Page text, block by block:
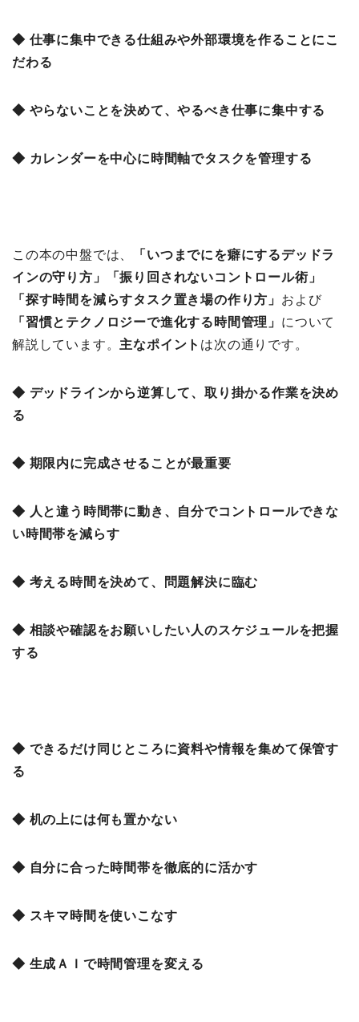
◆ 仕事に集中できる仕組みや外部環境を作ることにこ
だわる
◆ やらないことを決めて、やるべき仕事に集中する
◆ カレンダーを中心に時間軸でタスクを管理する
この本の中盤では、
「いつまでにを癖にするデッドラ
インの守り方 」「振り回されないコントロール術」
「探す時間を減らすタスク置き場の作り方」 および
「習慣とテクノロジーで進化する時間管理」 について
解説しています。 主なポイント は次の通りです。
◆ デッドラインから逆算して、取り掛かる作業を決め
る
◆ 期限内に完成させることが最重要
◆ 人と違う時間帯に動き、自分でコントロールできな
い時間帯を減らす
◆ 考える時間を決めて、問題解決に臨む
◆ 相談や確認をお願いしたい人のスケジュールを把握
する
◆ できるだけ同じところに資料や情報を集めて保管す
る
◆ 机の上には何も置かない
◆ 自分に合った時間帯を徹底的に活かす
◆ スキマ時間を使いこなす
◆ 生成ＡＩで時間管理を変える